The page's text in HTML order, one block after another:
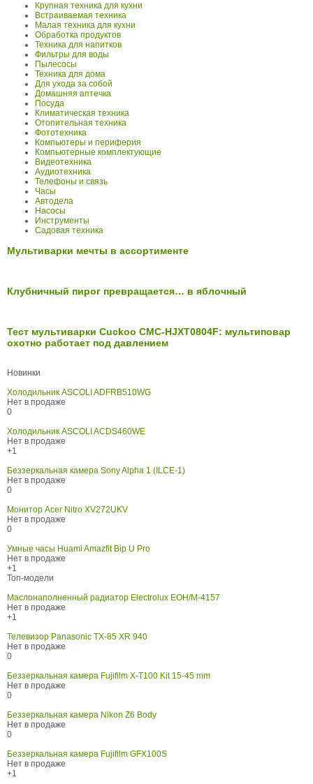
Крупная техника для кухни
Встраиваемая техника
Малая техника для кухни
Обработка продуктов
Техника для напитков
Фильтры для воды
Пылесосы
Техника для дома
Для ухода за собой
Домашняя аптечка
Посуда
Климатическая техника
Отопительная техника
Фототехника
Компьютеры и периферия
Компьютерные комплектующие
Видеотехника
Аудиотехника
Телефоны и связь
Часы
Автодела
Насосы
Инструменты
Садовая техника
Мультиварки мечты в ассортименте
Клубничный пирог превращается… в яблочный
Тест мультиварки Cuckoo CMC-HJXT0804F: мультиповар
охотно работает под давлением
Новинки
Холодильник ASCOLI ADFRB510WG
Нет в продаже
0
Холодильник ASCOLI ACDS460WE
Нет в продаже
+1
Беззеркальная камера Sony Alpha 1 (ILCE-1)
Нет в продаже
0
Монитор Acer Nitro XV272UKV
Нет в продаже
0
Умные часы Huami Amazfit Bip U Pro
Нет в продаже
+1
Топ-модели
Маслонаполненный радиатор Electrolux EOH/M-4157
Нет в продаже
+1
Телевизор Panasonic TX-85 XR 940
Нет в продаже
0
Беззеркальная камера Fujifilm X-T100 Kit 15-45 mm
Нет в продаже
0
Беззеркальная камера Nikon Z6 Body
Нет в продаже
0
Беззеркальная камера Fujifilm GFX100S
Нет в продаже
+1